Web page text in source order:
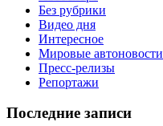
Без рубрики
Видео дня
Интересное
Мировые автоновости
Пресс-релизы
Репортажи
Последние записи